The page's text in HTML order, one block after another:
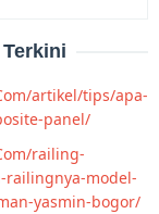
artikel/tips/apa-
panel/
railing-
model-
yasmin-bogor/